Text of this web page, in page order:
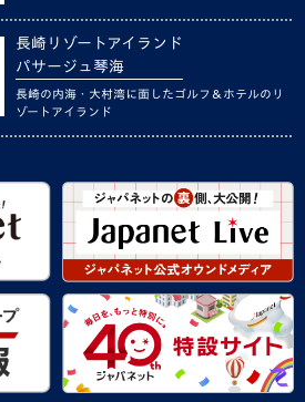
長崎リゾートアイランド
パサージュ琴海
長崎の内海・大村湾に面したゴルフ＆ホテルのリ
ゾートアイランド